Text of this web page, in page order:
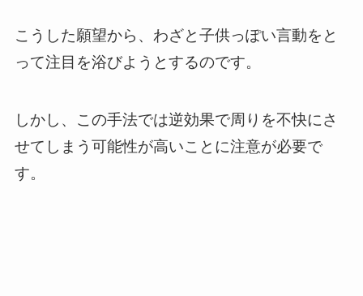
こうした願望から、わざと子供っぽい言動をと
って注目を浴びようとするのです。
しかし、この手法では逆効果で周りを不快にさ
せてしまう可能性が高いことに注意が必要で
す。